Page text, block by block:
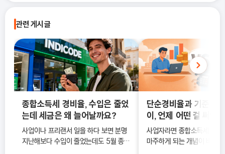
관련 게시글
종합소득세 경비율, 수입은 줄었
는데 세금은 왜 늘어날까요?
사업이나 프리랜서 일을 하다 보면 분명
지난해보다 수입이 줄었는데도 5월 종합
단순경비율과 기준경
이, 언제 어떤 걸 써야
사업자라면 종합소득세 신고
마주하게 되는 개념이 바로